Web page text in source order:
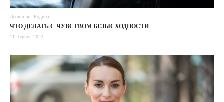
Дозвілля Родина
ЧТО ДЕЛАТЬ С ЧУВСТВОМ БЕЗЫСХОДНОСТИ
11 Червня 2022